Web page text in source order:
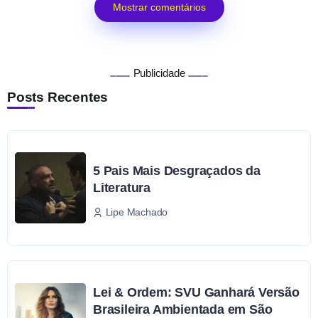
Mostrar comentários
Publicidade
Posts Recentes
5 Pais Mais Desgraçados da
Literatura
Lipe Machado
Lei & Ordem: SVU Ganhará Versão
Brasileira Ambientada em São